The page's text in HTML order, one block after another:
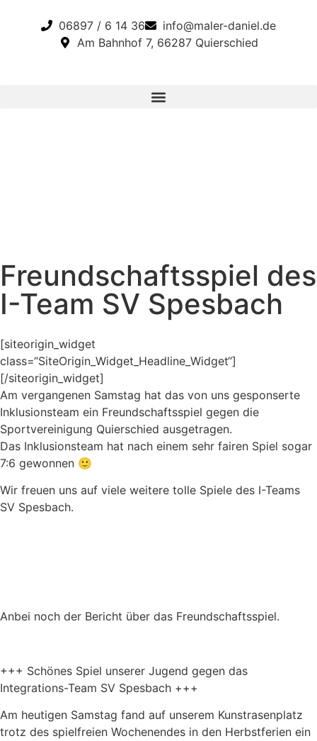
06897 / 6 14 36
info@maler-daniel.de
Am Bahnhof 7, 66287 Quierschied
Freundschaftsspiel des
I-Team SV Spesbach
[siteorigin_widget
class=“SiteOrigin_Widget_Headline_Widget“]
[/siteorigin_widget]
Am vergangenen Samstag hat das von uns gesponserte
Inklusionsteam ein Freundschaftsspiel gegen die
Sportvereinigung Quierschied ausgetragen.
Das Inklusionsteam hat nach einem sehr fairen Spiel sogar
7:6 gewonnen 🙂
Wir freuen uns auf viele weitere tolle Spiele des I-Teams
SV Spesbach.
Anbei noch der Bericht über das Freundschaftsspiel.
+++ Schönes Spiel unserer Jugend gegen das
Integrations-Team SV Spesbach +++
Am heutigen Samstag fand auf unserem Kunstrasenplatz
trotz des spielfreien Wochenendes in den Herbstferien ein